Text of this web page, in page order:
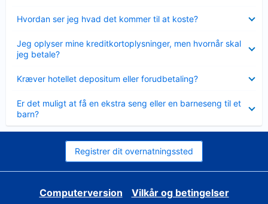
Hvordan ser jeg hvad det kommer til at koste?
Jeg oplyser mine kreditkortoplysninger, men hvornår skal
jeg betale?
Kræver hotellet depositum eller forudbetaling?
Er det muligt at få en ekstra seng eller en barneseng til et
barn?
Registrer dit overnatningssted
Computerversion
Vilkår og betingelser